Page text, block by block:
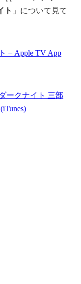
ト 」について見て
– Apple TV App
ークナイト 三部